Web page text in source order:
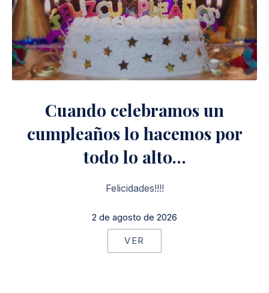
Cuando celebramos un
cumpleaños lo hacemos por
todo lo alto…
Felicidades!!!!
2 de agosto de 2026
VER